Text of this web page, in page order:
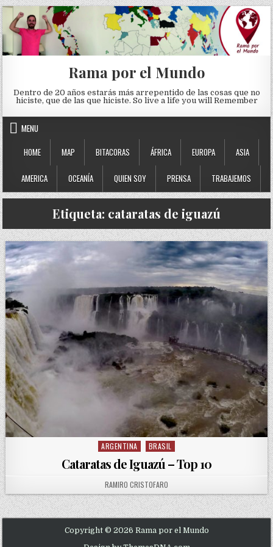
Skip to content
Rama por el Mundo
Dentro de 20 años estarás más arrepentido de las cosas que no
hiciste, que de las que hiciste. So live a life you will Remember
MENU
HOME
MAP BITACORAS ÁFRICA EUROPA ASIA
AMERICA OCEANÍA QUIEN SOY PRENSA TRABAJEMOS
Etiqueta: cataratas de iguazú
Posted in
ARGENTINA BRASIL
Cataratas de Iguazú – Top 10
AUTHOR:
RAMIRO CRISTOFARO
Copyright © 2026 Rama por el Mundo